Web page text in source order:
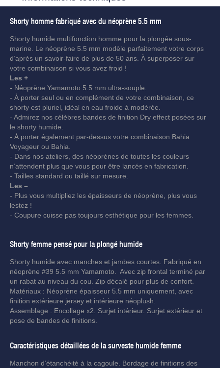
Shorty homme fabriqué avec du néoprène 5.5 mm
Shorty humide multifonction homme pour la plongée sous-
marine. Le néoprène 5.5 mm modèle parfaitement votre corps
d’après un savoir-faire de plus de 50 ans. À superposer sur
votre combinaison si vous avez froid !
Les +
- Néoprène Yamamoto 5.5 mm ultra-souple.
- À porter seul ou en complément de votre combinaison, ce
shorty est pluriel, idéal en eau froide à modérée.
- Admirez nos célèbres bandes de finition Dry effect posées sur
le shorty humide.
- À porter également par-dessus votre combinaison Bahia
Voyageur ou Bahia.
- Dans nos ateliers, des néoprènes de toutes les couleurs
n’attendent plus que vous pour être lancés en fabrication.
- Tailles standard ou taillé sur mesure.
Les –
- Plus vous multipliez les épaisseurs de néoprène, plus vous
lestez !
- Coupure cuisse pas toujours esthétique pour les femmes.
Shorty femme pensé pour la plongé humide
Shorty humide avec manches et jambes courtes. Fabriqué en
néoprène #39 5.5 mm Yamamoto. Avec zip frontal terminé par
un rabat au niveau du cou. Zip décalé pour plus de confort.
Matériaux : Néoprène épaisseur 5.5 mm uniquement, avec
finition extérieure jersey et intérieure néoplush.
Assemblage : Encollage x2. Surjet intérieur. Surjet extérieur et
pose de bandes de finitions.
Caractéristiques détaillées de la surveste humide femme
Manchon d’étanchéité à la cagoule. Bordage de finitions des